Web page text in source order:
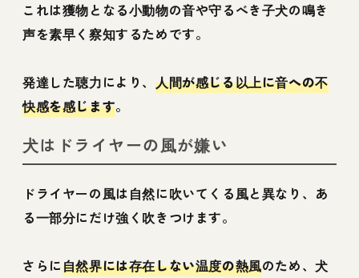
これは獲物となる小動物の音や守るべき子犬の鳴き
声を素早く察知するためです。
発達した聴力により、 人間が感じる以上に音への不
快感を感じます。
犬はドライヤーの風が嫌い
ドライヤーの風は自然に吹いてくる風と異なり、あ
る一部分にだけ強く吹きつけます。
さらに自然界には存在しない温度の熱風のため、犬